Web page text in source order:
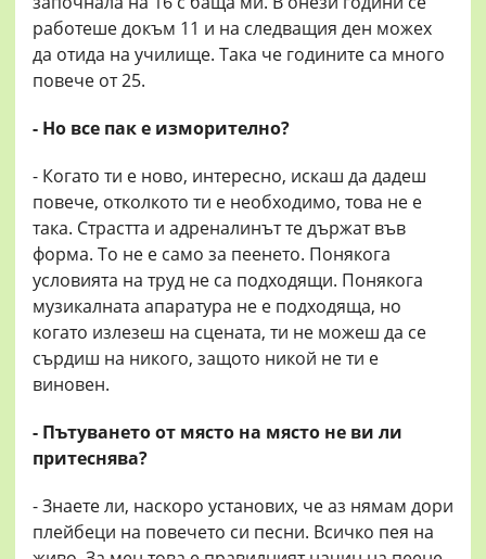
работеше докъм 11 и на следващия ден можех
да отида на училище. Така че годините са много
повече от 25.
- Но все пак е изморително?
- Когато ти е ново, интересно, искаш да дадеш
повече, отколкото ти е необходимо, това не е
така. Страстта и адреналинът те държат във
форма. То не е само за пеенето. Понякога
условията на труд не са подходящи. Понякога
музикалната апаратура не е подходяща, но
когато излезеш на сцената, ти не можеш да се
сърдиш на никого, защото никой не ти е
виновен.
- Пътуването от място на място не ви ли
притеснява?
- Знаете ли, наскоро установих, че аз нямам дори
плейбеци на повечето си песни. Всичко пея на